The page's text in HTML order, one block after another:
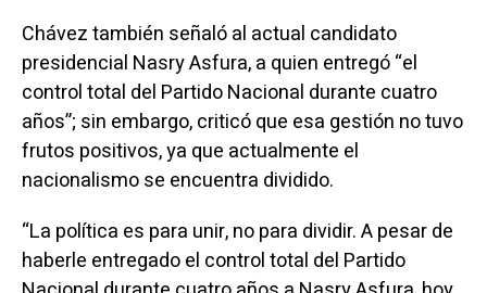
Chávez también señaló al actual candidato
presidencial Nasry Asfura, a quien entregó “el
control total del Partido Nacional durante cuatro
años”; sin embargo, criticó que esa gestión no tuvo
frutos positivos, ya que actualmente el
nacionalismo se encuentra dividido.
“La política es para unir, no para dividir. A pesar de
haberle entregado el control total del Partido